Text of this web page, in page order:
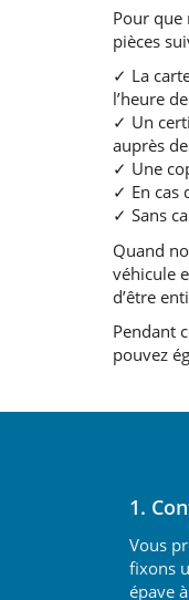
Pour que
pièces
✓ La
l’heure
✓ Un
auprès
✓ Une
✓ En cas
✓ Sans
Quand
véhicule
d’être
Pendant
pouvez
1.
Vous
fixons
épave